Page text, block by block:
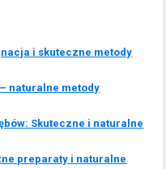
i skuteczne metody
naturalne metody
Skuteczne i naturalne
preparaty i naturalne